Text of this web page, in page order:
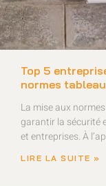
Top 5
normes
La mise aux
garantir la sécurité
et entreprises. À
LIRE LA SUITE »